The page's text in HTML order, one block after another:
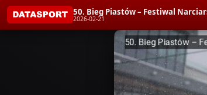
50. Bieg Piastów – Festiwal
2026-02-21